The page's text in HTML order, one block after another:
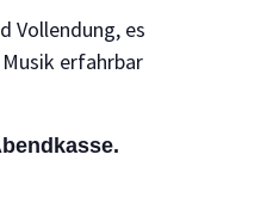
Vollendung, es
erfahrbar